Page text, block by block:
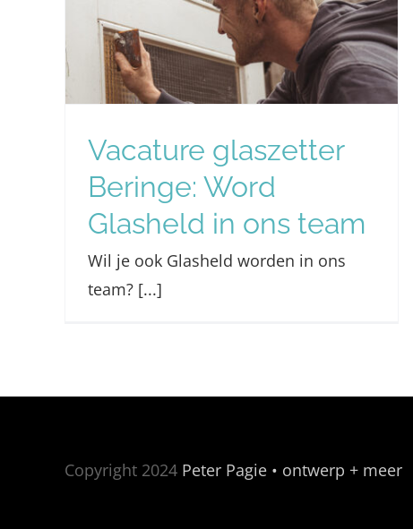
Vacature glaszetter
Beringe: Word
Glasheld in ons team
Wil je ook Glasheld worden in ons
team? [...]
Nieuwe website
Glashelden live!
Nieuws
Copyright 2024 Peter Pagie • ontwerp + meer